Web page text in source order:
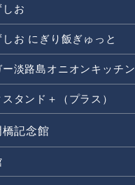
しお
お にぎり飯ぎゅっと
淡路島オニオンキッチ
タンド＋（プラス）
記念館